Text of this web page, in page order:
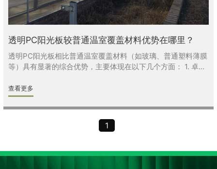
透明PC阳光板较普通温室覆盖材料优势在哪里？
透明PC阳光板相比普通温室覆盖材料（如玻璃、普通塑料薄膜
等）具有显著的综合优势，主要体现在以下几个方面： 1. 卓越
通玻璃的200倍以上，是亚克力板的30倍，能有效抵御冰雹、
强风、意外撞击等。 寿命长：优质PC板使用寿命可达10-20年
（普通PE/PVC薄膜通常仅1-3年），且抗老化涂层可防紫外线
的1/12，大幅降低温室骨架的承重要求，节省建造成本。 防碎
人员伤害和作物损失。 3. 优异的保温性能（节能关键） 低热
查看更多
1